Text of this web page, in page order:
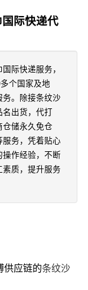
际快递代
际快递服务，
个国家及地
务。除接条纹沙
出货，代打
仓储永久免仓
务，凭着贴心
操作经验，不断
质，提升服务
供应链的条纹沙